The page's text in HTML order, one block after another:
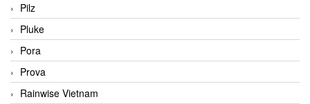
Pilz
Pluke
Pora
Prova
Rainwise Vietnam